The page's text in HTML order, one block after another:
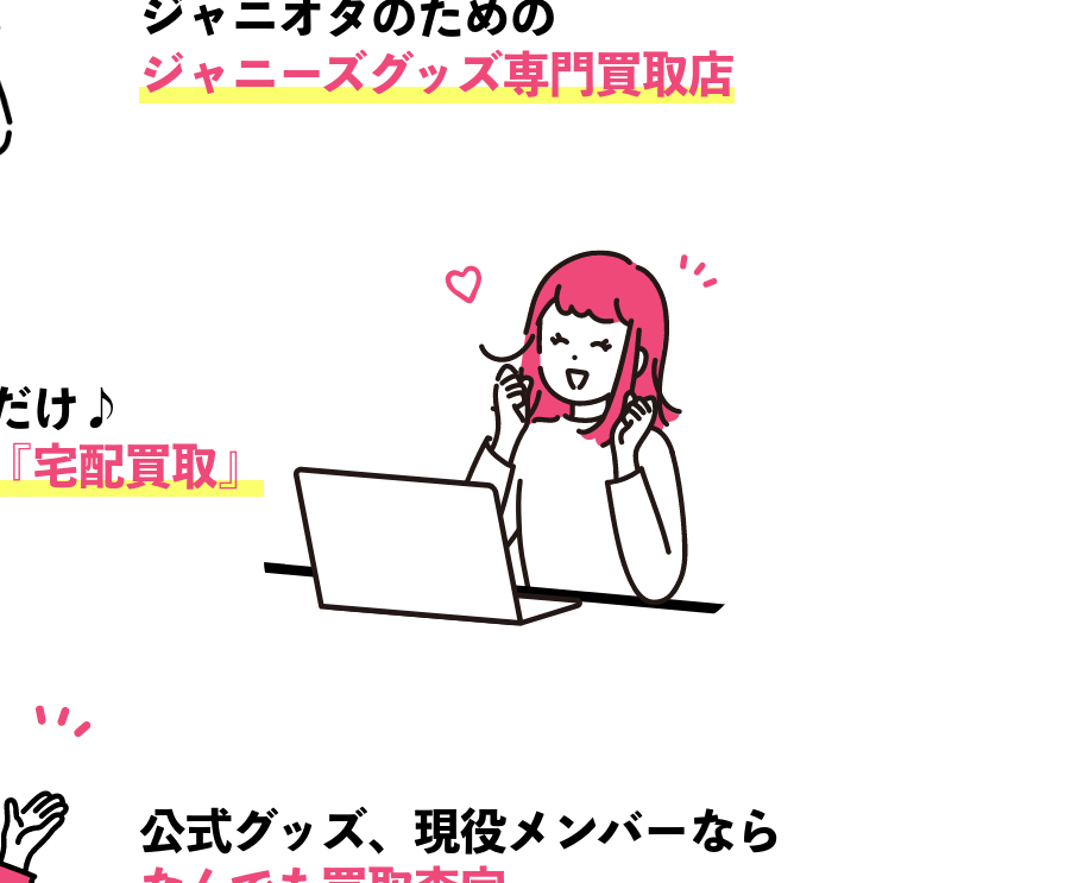
ジャニオタによる、
ジャニオタのための
ジャニーズグッズ専門買取店
だけ♪
『宅配買取』